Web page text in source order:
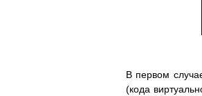
В первом
(кода